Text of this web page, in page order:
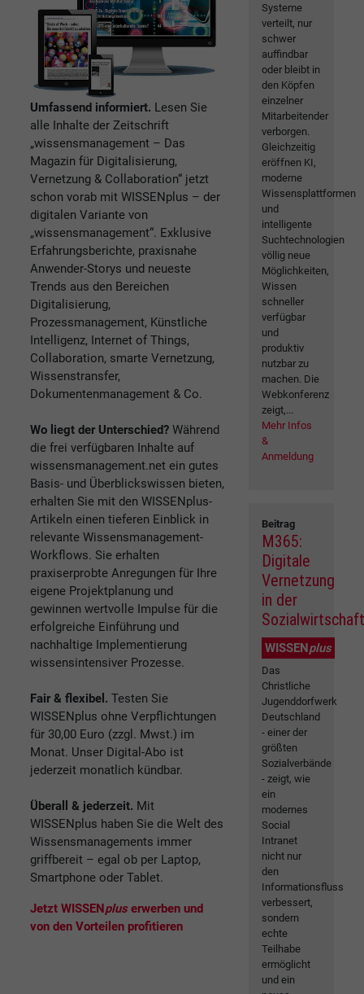
Umfassend informiert. Lesen Sie
alle Inhalte der Zeitschrift
„wissensmanagement – Das
Magazin für Digitalisierung,
Vernetzung & Collaboration“ jetzt
schon vorab mit WISSENplus – der
digitalen Variante von
„wissensmanagement“. Exklusive
Erfahrungsberichte, praxisnahe
Anwender-Storys und neueste
Trends aus den Bereichen
Digitalisierung,
Prozessmanagement, Künstliche
Intelligenz, Internet of Things,
Collaboration, smarte Vernetzung,
Wissenstransfer,
Dokumentenmanagement & Co.
Wo liegt der Unterschied? Während
die frei verfügbaren Inhalte auf
wissensmanagement.net ein gutes
Basis- und Überblickswissen bieten,
erhalten Sie mit den WISSENplus-
Artikeln einen tieferen Einblick in
relevante Wissensmanagement-
Workflows. Sie erhalten
praxiserprobte Anregungen für Ihre
eigene Projektplanung und
gewinnen wertvolle Impulse für die
erfolgreiche Einführung und
nachhaltige Implementierung
wissensintensiver Prozesse.
Fair & flexibel. Testen Sie
WISSENplus ohne Verpflichtungen
für 30,00 Euro (zzgl. Mwst.) im
Monat. Unser Digital-Abo ist
jederzeit monatlich kündbar.
Überall & jederzeit. Mit
WISSENplus haben Sie die Welt des
Wissensmanagements immer
griffbereit – egal ob per Laptop,
Smartphone oder Tablet.
Jetzt WISSENplus erwerben und
von den Vorteilen profitieren
Systeme
verteilt, nur
schwer
auffindbar
oder bleibt in
den Köpfen
einzelner
Mitarbeitender
verborgen.
Gleichzeitig
eröffnen KI,
moderne
Wissensplattformen
und
intelligente
Suchtechnologien
völlig neue
Möglichkeiten,
Wissen
schneller
verfügbar
und
produktiv
nutzbar zu
machen. Die
Webkonferenz
zeigt,...
Mehr Infos
&
Anmeldung
Beitrag
M365:
Digitale
Vernetzung
in der
WISSENplus
Das
Christliche
Jugenddorfwerk
Deutschland
- einer der
größten
Sozialverbände
- zeigt, wie
ein
modernes
Social
Intranet
nicht nur
den
Informationsfluss
verbessert,
sondern
echte
Teilhabe
ermöglicht
und ein